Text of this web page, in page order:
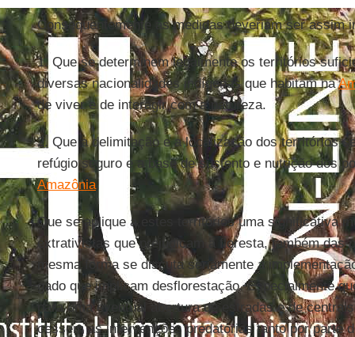
Consequentemente as medidas deveriam ser assim
1. Que se determinem legalmente os territórios
diversas nacionalidades indígenas que habitam na
de viver e de interagir com a natureza.
2. Que a delimitação e a localização dos territórios
refúgio seguro e a base de sustento e nutrição dos
Amazônia.
Que se aplique a estes territórios uma significativa
extrativistas que prejudicam a floresta, também das
mesma forma se discuta seriamente a
gado que implicam desflorestação. Especialmente
para uma eventual abertura de estradas e de
cessem as intervenções predatórias tanto por parte